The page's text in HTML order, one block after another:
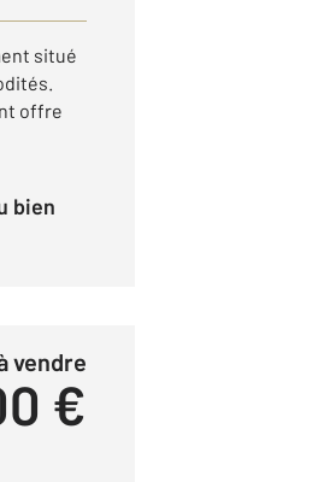
situé
offre
bien
vendre
€